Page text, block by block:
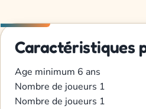
Caractéristiques
Age minimum 6 ans
Nombre de joueurs 1
Nombre de joueurs 1